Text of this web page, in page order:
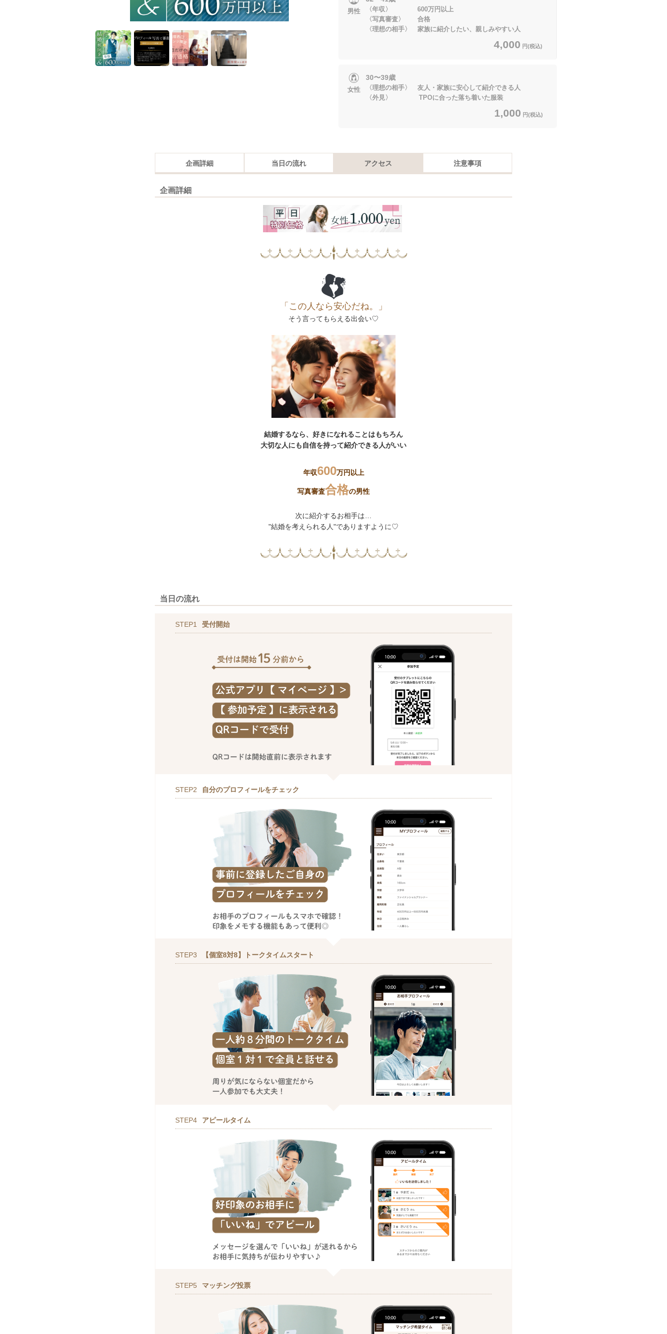
男性
〈年収〉 600万円以上
〈写真審査〉 合格
〈理想の相手〉 家族に紹介したい、親しみやすい人
4,000 円(税込)
女性
30〜39歳
〈理想の相手〉 友人・家族に安心して紹介できる人
〈外見〉 TPOに合った落ち着いた服装
1,000 円(税込)
企画詳細 当日の流れ アクセス 注意事項
企画詳細
「この人なら安心だね。」
そう言ってもらえる出会い♡
結婚するなら、好きになれることはもちろん
大切な人にも自信を持って紹介できる人がいい
年収600万円以上
写真審査合格の男性
次に紹介するお相手は…
"結婚を考えられる人"でありますように♡
当日の流れ
STEP1 受付開始
STEP2 自分のプロフィールをチェック
STEP3 【個室8対8】トークタイムスタート
STEP4 アピールタイム
STEP5 マッチング投票